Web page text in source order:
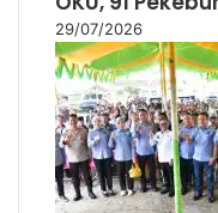
DPRD Sumsel
Masyarakat
Desa Tanjung
15/07/2026